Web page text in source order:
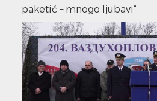
paketić – mnogo ljubavi“